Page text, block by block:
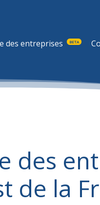
des entreprises BETA
des
de la